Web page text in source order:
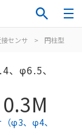
センサ > 円柱型
、φ6.5、
φ3、φ4、